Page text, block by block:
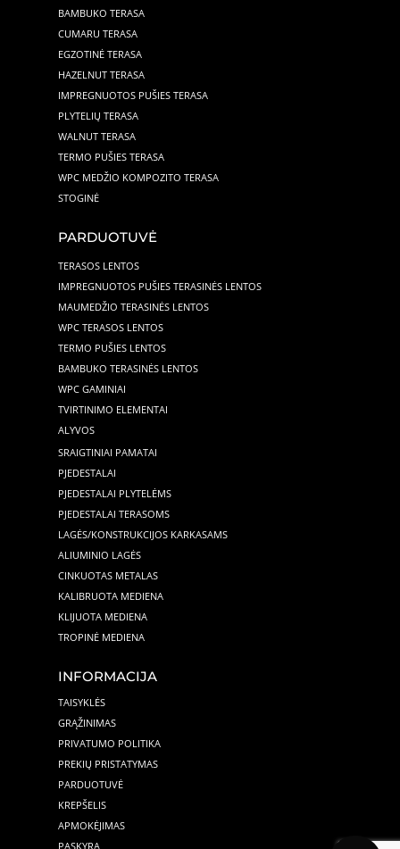
BAMBUKO TERASA
CUMARU TERASA
EGZOTINĖ TERASA
HAZELNUT TERASA
IMPREGNUOTOS PUŠIES TERASA
PLYTELIŲ TERASA
WALNUT TERASA
TERMO PUŠIES TERASA
WPC MEDŽIO KOMPOZITO TERASA
STOGINĖ
PARDUOTUVĖ
TERASOS LENTOS
IMPREGNUOTOS PUŠIES TERASINĖS LENTOS
MAUMEDŽIO TERASINĖS LENTOS
WPC TERASOS LENTOS
TERMO PUŠIES LENTOS
BAMBUKO TERASINĖS LENTOS
WPC GAMINIAI
TVIRTINIMO ELEMENTAI
ALYVOS
SRAIGTINIAI PAMATAI
PJEDESTALAI
PJEDESTALAI PLYTELĖMS
PJEDESTALAI TERASOMS
LAGĖS/KONSTRUKCIJOS KARKASAMS
ALIUMINIO LAGĖS
CINKUOTAS METALAS
KALIBRUOTA MEDIENA
KLIJUOTA MEDIENA
TROPINĖ MEDIENA
INFORMACIJA
TAISYKLĖS
GRĄŽINIMAS
PRIVATUMO POLITIKA
PREKIŲ PRISTATYMAS
PARDUOTUVĖ
KREPŠELIS
APMOKĖJIMAS
PASKYRA